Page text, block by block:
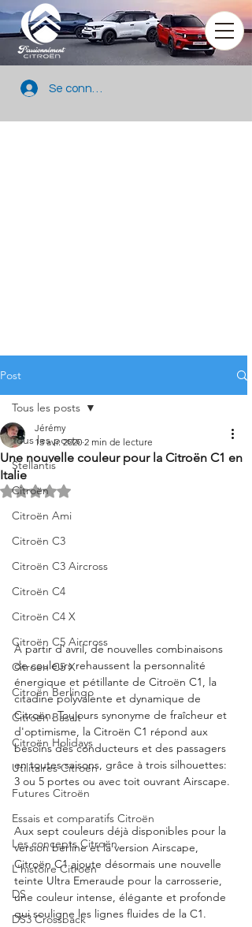
Se connecter
Post
Tous les posts
Stellantis
Citroën
Citroën Ami
Citroën C3
Citroën C3 Aircross
Citroën C4
Citroën C4 X
Citroën C5 Aircross
Citroën C5 X
Citroën Berlingo
Citroën Basalt
Citroën Holidays
Utilitaires Citroën
Futures Citroën
Essais et comparatifs Citroën
Les concepts Citroën
L'histoire Citroën
DS
DS3 Crossback
Tous les posts
Une nouvelle couleur pour la Citroën C1 en
Italie
Jérémy
13 avr. 2020 2 min de lecture
Noté NaN étoiles sur 5.
À partir d'avril, de nouvelles combinaisons
de couleurs rehaussent la personnalité
énergique et pétillante de Citroën C1, la
citadine polyvalente et dynamique de
Citroën. Toujours synonyme de fraîcheur et
d'optimisme, la Citroën C1 répond aux
besoins des conducteurs et des passagers
en toutes saisons, grâce à trois silhouettes:
3 ou 5 portes ou avec toit ouvrant Airscape.
Aux sept couleurs déjà disponibles pour la
version berline et la version Airscape,
Citroën C1 ajoute désormais une nouvelle
teinte Ultra Emeraude pour la carrosserie,
une couleur intense, élégante et profonde
qui souligne les lignes fluides de la C1.